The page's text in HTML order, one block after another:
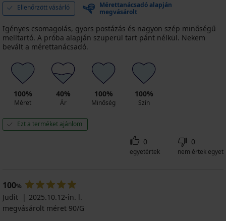
Ellenőrzött vásárló
Mérettanácsadó alapján
megvásárolt
Igényes csomagolás, gyors postázás és nagyon szép minőségű
melltartó. A próba alapján szuperül tart pánt nélkül. Nekem
bevált a mérettanácsadó.
100%
Méret
40%
Ár
100%
Minőség
100%
Szín
Ezt a terméket ajánlom
0
egyetértek
0
nem értek egyet
100%
Judit
2025.10.12-in. l.
megvásárolt méret 90/G